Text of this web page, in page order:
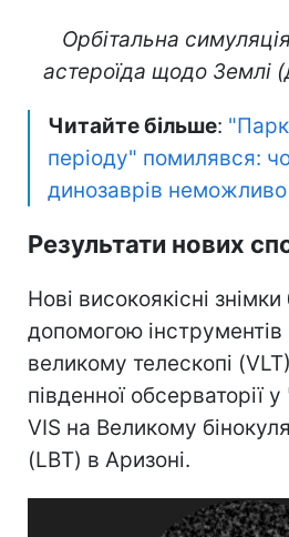
Орбітальна
астероїда щодо Землі
Читайте більше:
періоду" помилявся:
динозаврів неможливо
Результати нових
Нові високоякісні
допомогою
великому телескопі
південної обсерваторії
VIS на Великому
(LBT) в Аризоні.